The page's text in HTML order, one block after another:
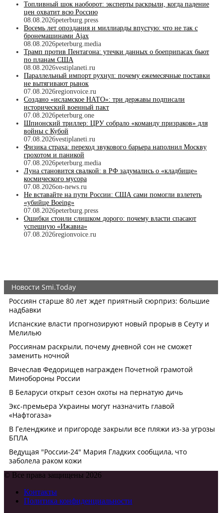
Топливный шок наоборот: эксперты раскрыли, когда падение
цен охватит всю Россию
08.08.2026peterburg.press
Восемь лет опоздания и миллиарды впустую: что не так с
бронемашинами Ajax
08.08.2026peterburg.media
Трамп против Пентагона: утечки данных о боеприпасах бьют
по планам США
08.08.2026vestiplaneti.ru
Параллельный импорт рухнул: почему ежемесячные поставки
не вытягивают рынок
07.08.2026regionvoice.ru
Создано «исламское НАТО»: три державы подписали
исторический военный пакт
07.08.2026peterburg.one
Шпионский триллер: ЦРУ собрало «команду призраков» для
войны с Кубой
07.08.2026vestiplaneti.ru
Физика страха: переход звукового барьера наполнил Москву
грохотом и паникой
07.08.2026peterburg.media
Луна становится свалкой: в РФ задумались о «кладбище»
космического мусора
07.08.2026on-news.ru
Не вставайте на пути России: США сами помогли взлететь
«убийце Boeing»
07.08.2026peterburg.press
Ошибки стоили слишком дорого: почему власти спасают
успешную «Ижавиа»
07.08.2026regionvoice.ru
© Все права защищены 2026
Контакты
Политика конфиденциальности